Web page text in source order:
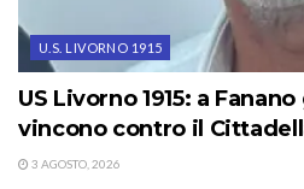
U.S. LIVORNO 1915
US Livorno 1915: a
vincono contro il
3 AGOSTO, 2026